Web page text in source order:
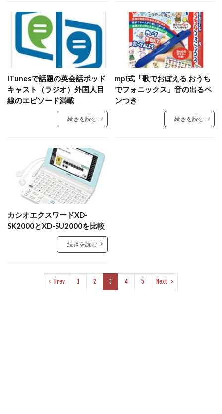
iTunesで話題の英会話ポッド
キャスト（ラジオ）外国人目
線のエピソード満載
続きを読む
mpi式「歌でおぼえる おうち
でフォニックス」音の出るペ
ンつき
続きを読む
カシオエクスワードXD-
SK2000とXD-SU2000を比較
続きを読む
Prev 1 2 3 4 5 Next